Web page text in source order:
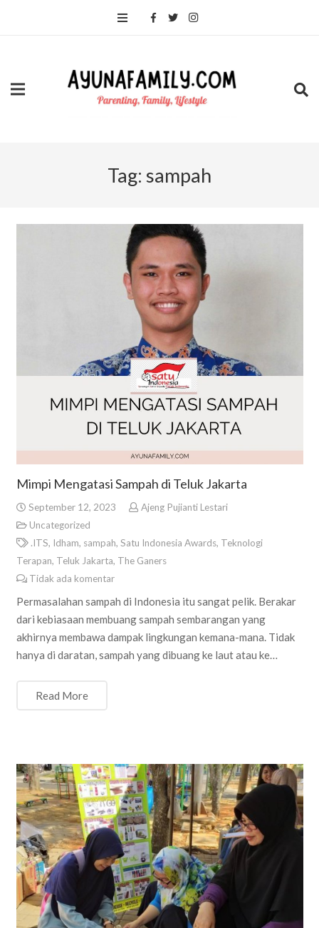
Tag: sampah
Mimpi Mengatasi Sampah di Teluk Jakarta
September 12, 2023
Ajeng Pujianti Lestari
Uncategorized
.ITS, Idham, sampah, Satu Indonesia Awards, Teknologi
Terapan, Teluk Jakarta, The Ganers
Tidak ada komentar
Permasalahan sampah di Indonesia itu sangat pelik. Berakar
dari kebiasaan membuang sampah sembarangan yang
akhirnya membawa dampak lingkungan kemana-mana. Tidak
hanya di daratan, sampah yang dibuang ke laut atau ke…
Read More